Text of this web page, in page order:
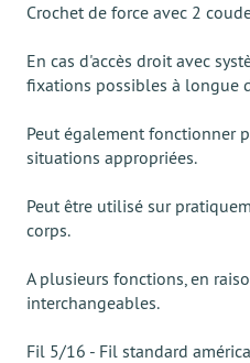
Crochet de force avec 2
En cas d'accès droit avec
fixations possibles à longue
Peut également fonctionner
situations appropriées.
Peut être utilisé sur
corps.
A plusieurs fonctions, en
interchangeables.
Fil 5/16 - Fil standard